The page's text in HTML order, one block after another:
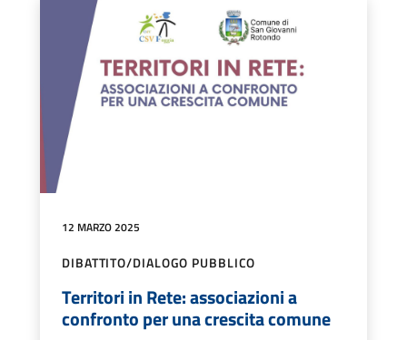
12 MARZO 2025
DIBATTITO/DIALOGO PUBBLICO
Territori in Rete: associazioni a
confronto per una crescita comune